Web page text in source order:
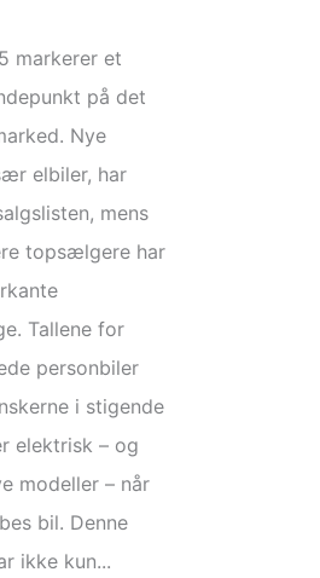
markerer et
på det
Nye
elbiler, har
mens
topsælgere har
Tallene for
personbiler
i stigende
elektrisk – og
modeller – når
bil. Denne
ikke kun...